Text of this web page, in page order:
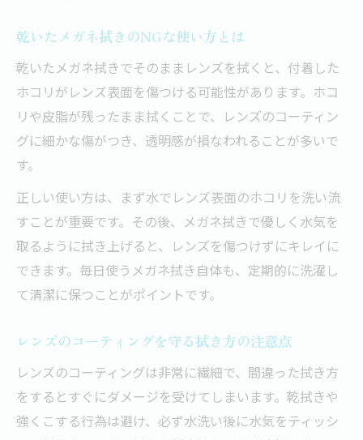
乾いたメガネ拭きのNGな使い方とは
乾いたメガネ拭きでそのままレンズを拭くと、付着した
ホコリがレンズ表面を傷つける可能性があります。ホコ
リや皮脂が残ったまま拭くことで、レンズのコーティン
グに細かな傷がつき、透明感が損なわれることが多いで
す。
正しい使い方は、まず水でレンズ表面のホコリを洗い流
すことが重要です。その後、メガネ拭きで優しく水気を
取るように拭き上げると、レンズを傷つけずにキレイに
できます。毎日使うメガネ拭き自体も、定期的に洗濯し
て清潔に保つことがポイントです。
レンズのコーティングを守る拭き方の注意点
レンズのコーティングは非常に繊細で、間違った拭き方
をするとすぐにダメージを受けてしまいます。乾拭きや
強くこする行為は避け、必ず水洗い後に水気をティッシ